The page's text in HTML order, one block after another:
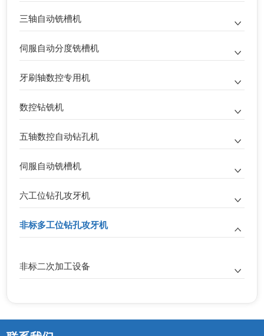
三轴自动铣槽机
伺服自动分度铣槽机
牙刷轴数控专用机
数控钻铣机
五轴数控自动钻孔机
伺服自动铣槽机
六工位钻孔攻牙机
非标多工位钻孔攻牙机
非标二次加工设备